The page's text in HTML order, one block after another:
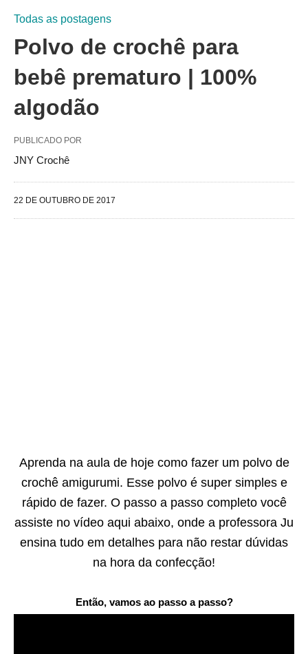
Todas as postagens
Polvo de crochê para
bebê prematuro | 100%
algodão
PUBLICADO POR
JNY Crochê
22 DE OUTUBRO DE 2017
Aprenda na aula de hoje como fazer um polvo de
crochê amigurumi. Esse polvo é super simples e
rápido de fazer. O passo a passo completo você
assiste no vídeo aqui abaixo, onde a professora Ju
ensina tudo em detalhes para não restar dúvidas
na hora da confecção!
Então, vamos ao passo a passo?